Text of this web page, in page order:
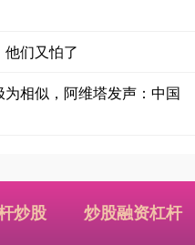
们又怕了
相似，阿维塔发声：中国
炒股 炒股融资杠杆